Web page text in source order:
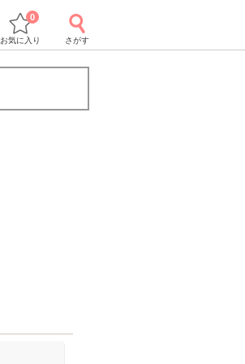
お気に入り
0
さがす